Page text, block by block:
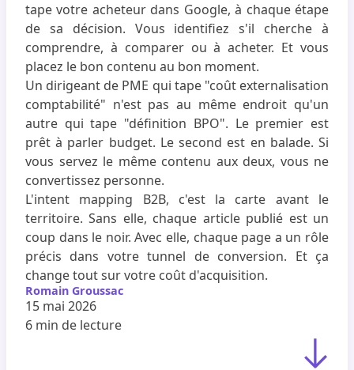
tape votre acheteur dans Google, à chaque étape
de sa décision. Vous identifiez s'il cherche à
comprendre, à comparer ou à acheter. Et vous
placez le bon contenu au bon moment.
Un dirigeant de PME qui tape "coût externalisation
comptabilité" n'est pas au même endroit qu'un
autre qui tape "définition BPO". Le premier est
prêt à parler budget. Le second est en balade. Si
vous servez le même contenu aux deux, vous ne
convertissez personne.
L'intent mapping B2B, c'est la carte avant le
territoire. Sans elle, chaque article publié est un
coup dans le noir. Avec elle, chaque page a un rôle
précis dans votre tunnel de conversion. Et ça
change tout sur votre coût d'acquisition.
Romain Groussac
15 mai 2026
6 min de lecture